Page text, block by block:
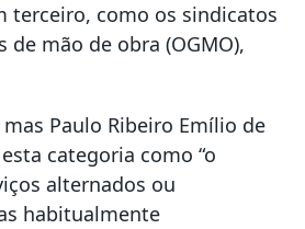
terceiro, como os sindicatos
de mão de obra (OGMO),
Paulo Ribeiro Emílio de
categoria como “o
alternados ou
habitualmente